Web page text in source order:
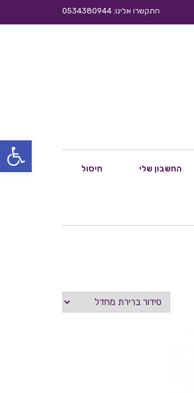
פתח
התקשרו אלינו: 0534380944
החשבון שלי חיסול